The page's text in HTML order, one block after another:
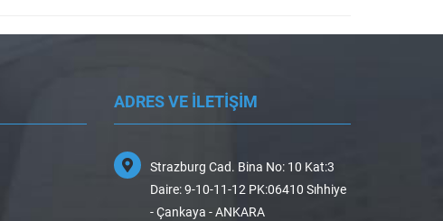
ADRES VE İLETİŞİM
Strazburg Cad. Bina No: 10 Kat:3
Daire: 9-10-11-12 PK:06410 Sıhhiye
- Çankaya - ANKARA